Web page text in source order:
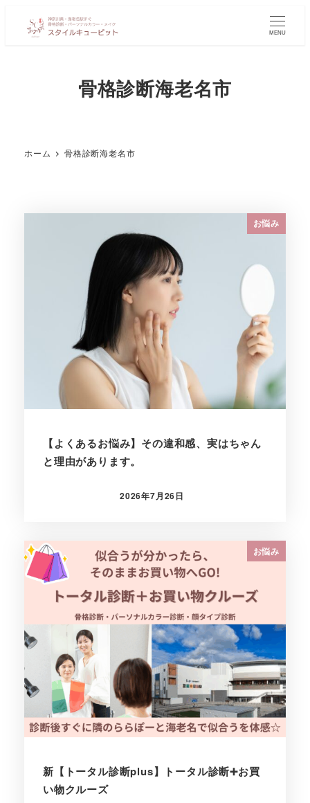
MENU
骨格診断海老名市
ホーム 骨格診断海老名市
お悩み
【よくあるお悩み】その違和感、実はちゃん
と理由があります。
投稿日
2026年7月26日
お悩み
新【トータル診断plus】トータル診断➕お買
い物クルーズ